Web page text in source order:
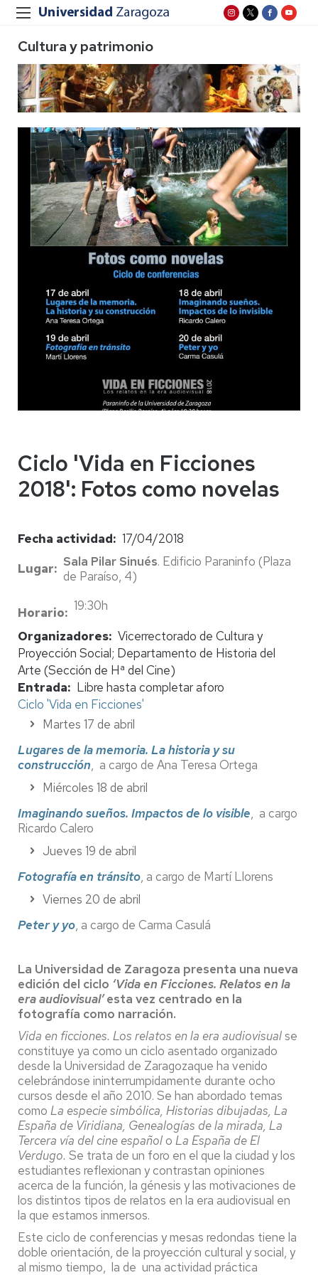
Cultura y patrimonio
Ciclo 'Vida en Ficciones
2018': Fotos como novelas
Fecha actividad
17/04/2018
Lugar
Sala Pilar Sinués. Edificio Paraninfo (Plaza
de Paraíso, 4)
Horario
19:30h
Organizadores Vicerrectorado de Cultura y
Proyección Social; Departamento de Historia del
Arte (Sección de Hª del Cine)
Entrada
Libre hasta completar aforo
Ciclo 'Vida en Ficciones'
Martes 17 de abril
Lugares de la memoria. La historia y su
construcción, a cargo de Ana Teresa Ortega
Miércoles 18 de abril
Imaginando sueños. Impactos de lo visible, a cargo
Ricardo Calero
Jueves 19 de abril
Fotografía en tránsito, a cargo de Martí Llorens
Viernes 20 de abril
Peter y yo, a cargo de Carma Casulá
La Universidad de Zaragoza presenta una nueva
edición del ciclo ‘Vida en Ficciones. Relatos en la
era audiovisual’esta vez centrado en la
fotografía como narración.
Vida en ficciones. Los relatos en la era audiovisualse
constituye ya como un ciclo asentado organizado
desde la Universidad de Zaragozaque ha venido
celebrándose ininterrumpidamente durante ocho
cursos desde el año 2010. Se han abordado temas
como La especie simbólica, Historias dibujadas, La
España de Viridiana, Genealogías de la mirada, La
Tercera vía del cine españolo La España de El
Verdugo. Se trata de un foro en el que la ciudad y los
estudiantes reflexionan y contrastan opiniones
acerca de la función, la génesis y las motivaciones de
los distintos tipos de relatos en la era audiovisual en
la que estamos inmersos.
Este ciclo de conferencias y mesas redondas tiene la
doble orientación, de la proyección cultural y social, y
al mismo tiempo, la de una actividad práctica